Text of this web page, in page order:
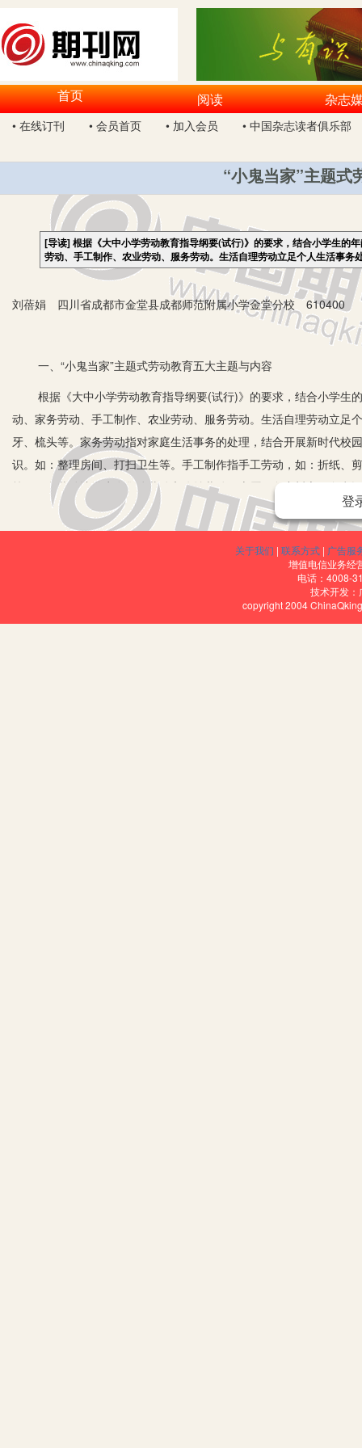
首页 阅读 杂志
• 在线订刊 • 会员首页 • 加入会员 • 中国杂志读者俱乐部
“小鬼当家”主题式
[导读]根据《大中小学劳动教育指导纲要(试行)》的要求，结合小学生的
劳动、手工制作、农业劳动、服务劳动。生活自理劳动立足个人生活事
刘蓓娟 四川省成都市金堂县成都师范附属小学金堂分校 610400
一、“小鬼当家”主题式劳动教育五大主题与内容
根据《大中小学劳动教育指导纲要(试行)》的要求，结合小学生
动、家务劳动、手工制作、农业劳动、服务劳动。生活自理劳动立
牙、梳头等。家务劳动指对家庭生活事务的处理，结合开展新时代
识。如：整理房间、打扫卫生等。手工制作指手工劳动，如：折纸
等。服务劳动让学生在集体劳动和公益劳动、志愿服务中树立服务
同，详见下图。
登
关于我们 | 联系方式 | 广告服
增值电信业务经
电话：4008-
技术开发：
copyright 2004